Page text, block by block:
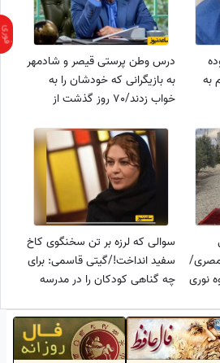
به
پله
درس وطن پرستی قیصر و شادمهر
به بازیگرانی که خودشان را به
خواب زدند/70 روز گذشت از
چهره ها نه!
نوری
سوالی که لرزه بر تن سخنگوی کاخ
سفید انداخت!/گیتی قاسمی: برای
چه گناهی کودکان را در مدرسه